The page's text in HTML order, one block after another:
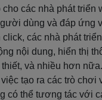
các nhà phát triển
dùng và đáp ứng
các nhà phát
nội dung, hiển thị
và nhiều hơn nữa.
tạo ra các trò chơi
có thể tương tác với